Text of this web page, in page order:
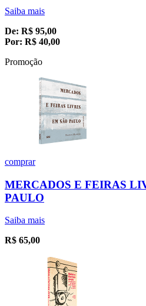
Saiba mais
De: R$ 95,00
Por: R$ 40,00
Promoção
comprar
MERCADOS E FEIRAS
PAULO
Saiba mais
R$ 65,00